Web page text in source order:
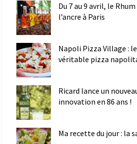
Du 7 au 9 avril, le
l’ancre à Paris
Napoli Pizza Village :
véritable pizza
Ricard lance un
innovation en 86 ans !
Ma recette du jour : la